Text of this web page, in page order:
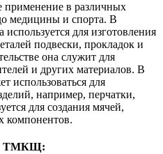
в различных
медицины и спорта. В
для изготовления
подвески, прокладок и
она служит для
и других материалов. В
для
например, перчатки,
для создания мячей,
компонентов.
ТМКЩ: